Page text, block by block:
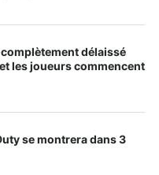
complètement délaissé
les joueurs commencent
se montrera dans 3